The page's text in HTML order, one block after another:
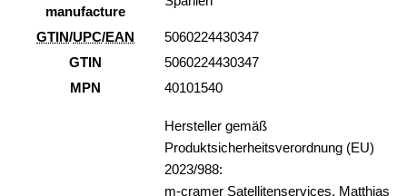
manufacture
GTIN/UPC/EAN
5060224430347
GTIN
5060224430347
MPN
40101540
Hersteller gemäß
Produktsicherheitsverordnung (EU)
2023/988:
m-cramer Satellitenservices, Matthias